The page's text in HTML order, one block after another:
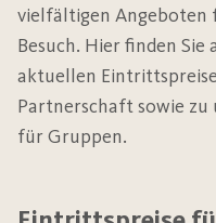
vielfältigen Angeboten
Besuch. Hier finden
aktuellen
Partnerschaft sowie zu
für Gruppen.